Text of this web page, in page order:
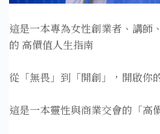
這是一本專為女性創業者、講師
的 高價值人生指南
從「無畏」到「開創」，開啟你
這是一本靈性與商業交會的「高